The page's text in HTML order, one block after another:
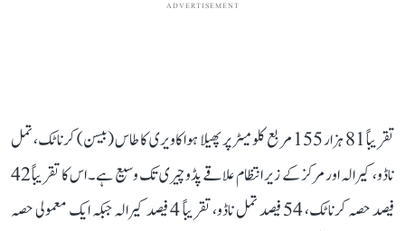
ADVERTISEMENT
تقریباً 81 ہزار 155 مربع کلومیٹر پر پھیلا ہوا کاویری کا طاس (بیسن) کرناٹک، تمل
ناڈو، کیرالہ اور مرکز کے زیر انتظام علاقے پڈوچیری تک وسیع ہے۔ اس کا تقریباً 42
فیصد حصہ کرناٹک، 54 فیصد تمل ناڈو، تقریباً 4 فیصد کیرالہ جبکہ ایک معمولی حصہ